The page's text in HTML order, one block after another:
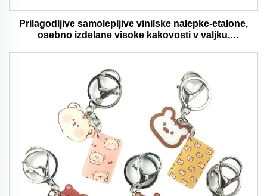
Prilagodljive samolepljive vinilske nalepke-etalone,
osebno izdelane visoke kakovosti v valjku,